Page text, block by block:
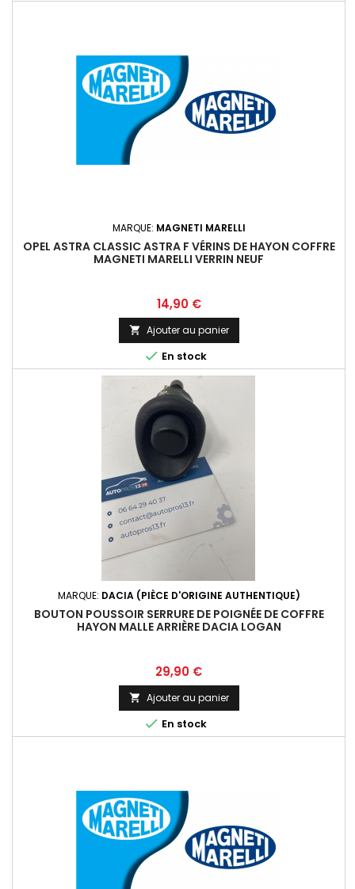
MARQUE: MAGNETI MARELLI
OPEL ASTRA CLASSIC ASTRA F VÉRINS DE HAYON COFFRE
MAGNETI MARELLI VERRIN NEUF
Prix
14,90 €
 Ajouter au panier
 En stock
MARQUE: DACIA (PIÈCE D'ORIGINE AUTHENTIQUE)
BOUTON POUSSOIR SERRURE DE POIGNÉE DE COFFRE
HAYON MALLE ARRIÈRE DACIA LOGAN
Prix
29,90 €
 Ajouter au panier
 En stock